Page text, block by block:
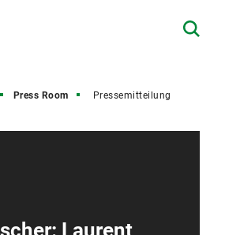
Press Room Pressemitteilung
Laurent